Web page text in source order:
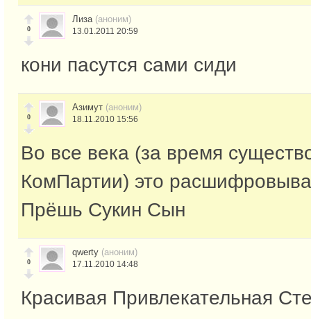
0
Лиза (аноним)
13.01.2011 20:59
кони пасутся сами сиди
0
Азимут (аноним)
18.11.2010 15:56
Во все века (за время
КомПартии) это
Прёшь Сукин Сын
0
qwerty (аноним)
17.11.2010 14:48
Красивая Привлекательная